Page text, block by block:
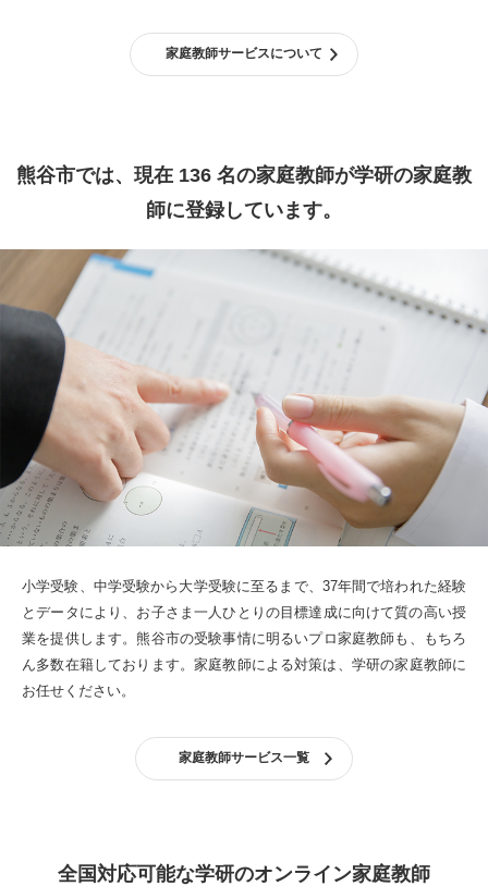
家庭教師サービスについて
熊谷市では、現在 136 名の家庭教師が学研の家庭教
師に登録しています。
小学受験、中学受験から大学受験に至るまで、37年間で培われた経験
とデータにより、お子さま一人ひとりの目標達成に向けて質の高い授
業を提供します。 熊谷市の受験事情に明るいプロ家庭教師も、もちろ
ん多数在籍しております。 家庭教師による対策は、学研の家庭教師に
お任せください。
家庭教師サービス一覧
全国対応可能な学研のオンライン家庭教師